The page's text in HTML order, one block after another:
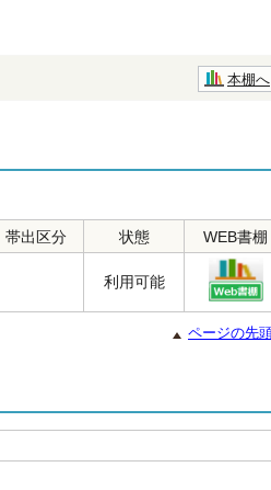
本棚へ
帯出区分 状態 WEB書棚
利用可能
ページの先